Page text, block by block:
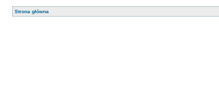
Strona główna